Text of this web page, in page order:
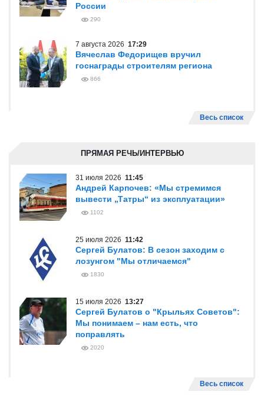
России
290
7 августа 2026 17:29
Вячеслав Федорищев вручил
госнаграды строителям региона
866
Весь список
ПРЯМАЯ РЕЧЬ/ИНТЕРВЬЮ
31 июля 2026 11:45
Андрей Карпочев: «Мы стремимся
вывести „Татры“ из эксплуатации»
1102
25 июля 2026 11:42
Сергей Булатов: В сезон заходим с
лозунгом "Мы отличаемся"
1830
15 июля 2026 13:27
Сергей Булатов о "Крыльях Советов":
Мы понимаем – нам есть, что
поправлять
2020
Весь список